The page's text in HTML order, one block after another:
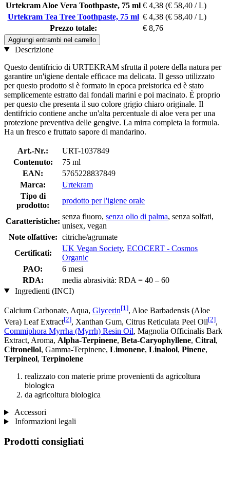
Urtekram Aloe Vera Toothpaste, 75 ml € 4,38 (€ 58,40 / L)
Urtekram Tea Tree Toothpaste, 75 ml € 4,38 (€ 58,40 / L)
Prezzo totale:
€ 8,76
Aggiungi entrambi nel carrello
Descrizione
Questo dentifricio di URTEKRAM sfrutta il potere della natura per
garantire un'igiene dentale efficace ma delicata. Il gesso utilizzato
per questo prodotto si è formato in epoca preistorica ed è stato
semplicemente estratto dai fondali marini e poi macinato. È proprio
per questo che presenta il suo colore grigio chiaro originale. Il
dentifricio contiene anche un'alta percentuale di aloe vera per una
protezione preventiva delle gengive. La mirra completa la formula.
Ha un fresco e fruttato sapore di mandarino.
Art.-Nr.:
URT-1037849
Contenuto:
75 ml
EAN:
5765228837849
Marca:
Urtekram
Tipo di
prodotto:
prodotto per l'igiene orale
Caratteristiche:
senza fluoro, senza olio di palma, senza solfati,
unisex, vegan
Note olfattive: citriche/agrumate
Certificati:
UK Vegan Society, ECOCERT - Cosmos
Organic
PAO:
6 mesi
RDA:
media abrasività: RDA = 40 – 60
Ingredienti (INCI)
Calcium Carbonate, Aqua, Glycerin[1], Aloe Barbadensis (Aloe
Vera) Leaf Extract[2], Xanthan Gum, Citrus Reticulata Peel Oil[2],
Commiphora Myrrha (Myrrh) Resin Oil, Magnolia Officinalis Bark
Extract, Aroma, Alpha-Terpinene, Beta-Caryophyllene, Citral,
Citronellol, Gamma-Terpinene, Limonene, Linalool, Pinene,
Terpineol, Terpinolene
realizzato con materie prime provenienti da agricoltura
biologica
da agricoltura biologica
Accessori
Informazioni legali
Prodotti consigliati